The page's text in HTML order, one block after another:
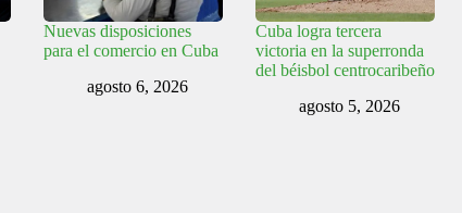
Nuevas disposiciones
para el comercio en Cuba
agosto 6, 2026
Cuba logra tercera
victoria en la superronda
del béisbol centrocaribeño
agosto 5, 2026